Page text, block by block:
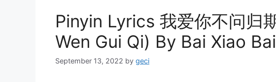
Pinyin Lyrics 我爱你不问归
Wen Gui Qi) By Bai Xiao
September 13, 2022 by geci